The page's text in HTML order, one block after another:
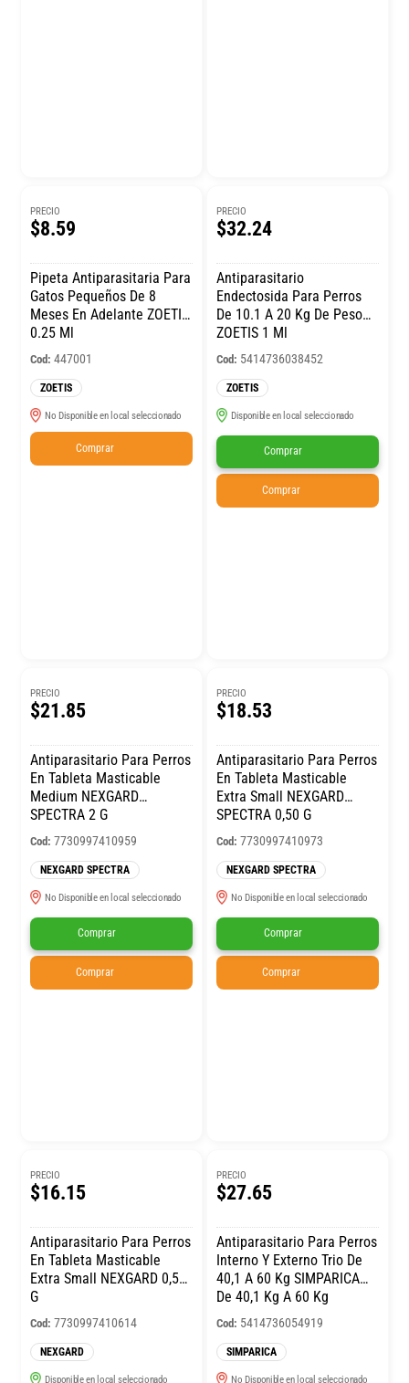
PRECIO
$8.59
Pipeta Antiparasitaria Para
Gatos Pequeños De 8
Meses En Adelante ZOETIS
0.25 Ml
Cod: 447001
ZOETIS
No Disponible en local seleccionado
Comprar
PRECIO
$32.24
Antiparasitario
Endectosida Para Perros
De 10.1 A 20 Kg De Peso
ZOETIS 1 Ml
Cod: 5414736038452
ZOETIS
Disponible en local seleccionado
Comprar
Comprar
PRECIO
$21.85
Antiparasitario Para Perros
En Tableta Masticable
Medium NEXGARD
SPECTRA 2 G
Cod: 7730997410959
NEXGARD SPECTRA
No Disponible en local seleccionado
Comprar
Comprar
PRECIO
$18.53
Antiparasitario Para Perros
En Tableta Masticable
Extra Small NEXGARD
SPECTRA 0,50 G
Cod: 7730997410973
NEXGARD SPECTRA
No Disponible en local seleccionado
Comprar
Comprar
PRECIO
$16.15
Antiparasitario Para Perros
En Tableta Masticable
Extra Small NEXGARD 0,50
G
Cod: 7730997410614
NEXGARD
Disponible en local seleccionado
PRECIO
$27.65
Antiparasitario Para Perros
Interno Y Externo Trio De
40,1 A 60 Kg SIMPARICA
De 40,1 Kg A 60 Kg
Cod: 5414736054919
SIMPARICA
No Disponible en local seleccionado